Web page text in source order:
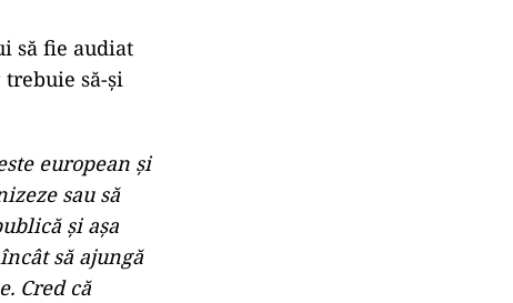
să fie audiat
să-şi
european şi
sau să
și așa
să ajungă
Cred că